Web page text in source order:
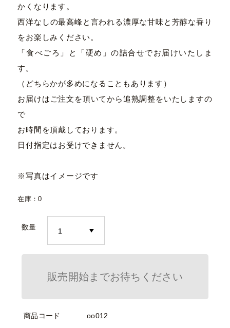
かくなります。
西洋なしの最高峰と言われる濃厚な甘味と芳醇な香り
をお楽しみください。
「食べごろ」と「硬め」の詰合せでお届けいたしま
す。
（どちらかが多めになることもあります）
お届けはご注文を頂いてから追熟調整をいたしますの
で
お時間を頂戴しております。
日付指定はお受けできません。
※写真はイメージです
在庫：0
数量
販売開始までお待ちください
商品コード oo012